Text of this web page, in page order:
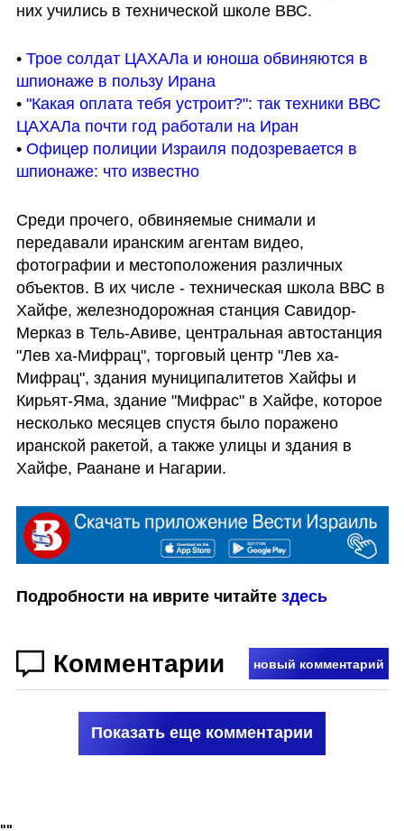
них учились в технической школе ВВС.
• Трое солдат ЦАХАЛа и юноша обвиняются в
шпионаже в пользу Ирана
• "Какая оплата тебя устроит?": так техники ВВС
ЦАХАЛа почти год работали на Иран
• Офицер полиции Израиля подозревается в
шпионаже: что известно
Среди прочего, обвиняемые снимали и
передавали иранским агентам видео,
фотографии и местоположения различных
объектов. В их числе - техническая школа ВВС в
Хайфе, железнодорожная станция Савидор-
Мерказ в Тель-Авиве, центральная автостанция
"Лев ха-Мифрац", торговый центр "Лев ха-
Мифрац", здания муниципалитетов Хайфы и
Кирьят-Яма, здание "Мифрас" в Хайфе, которое
несколько месяцев спустя было поражено
иранской ракетой, а также улицы и здания в
Хайфе, Раанане и Нагарии.
Подробности на иврите читайте здесь
Комментарии новый комментарий
Показать еще комментарии